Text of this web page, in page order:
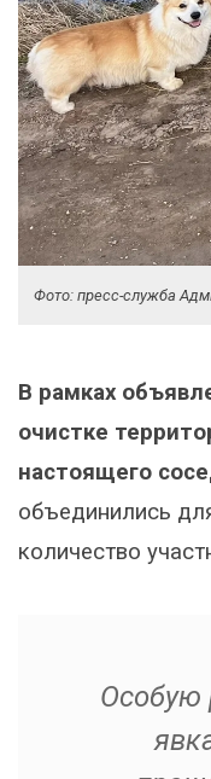
Фото: пресс-служба
В рамках
очистке
настоящего
объединились
количество
Особую